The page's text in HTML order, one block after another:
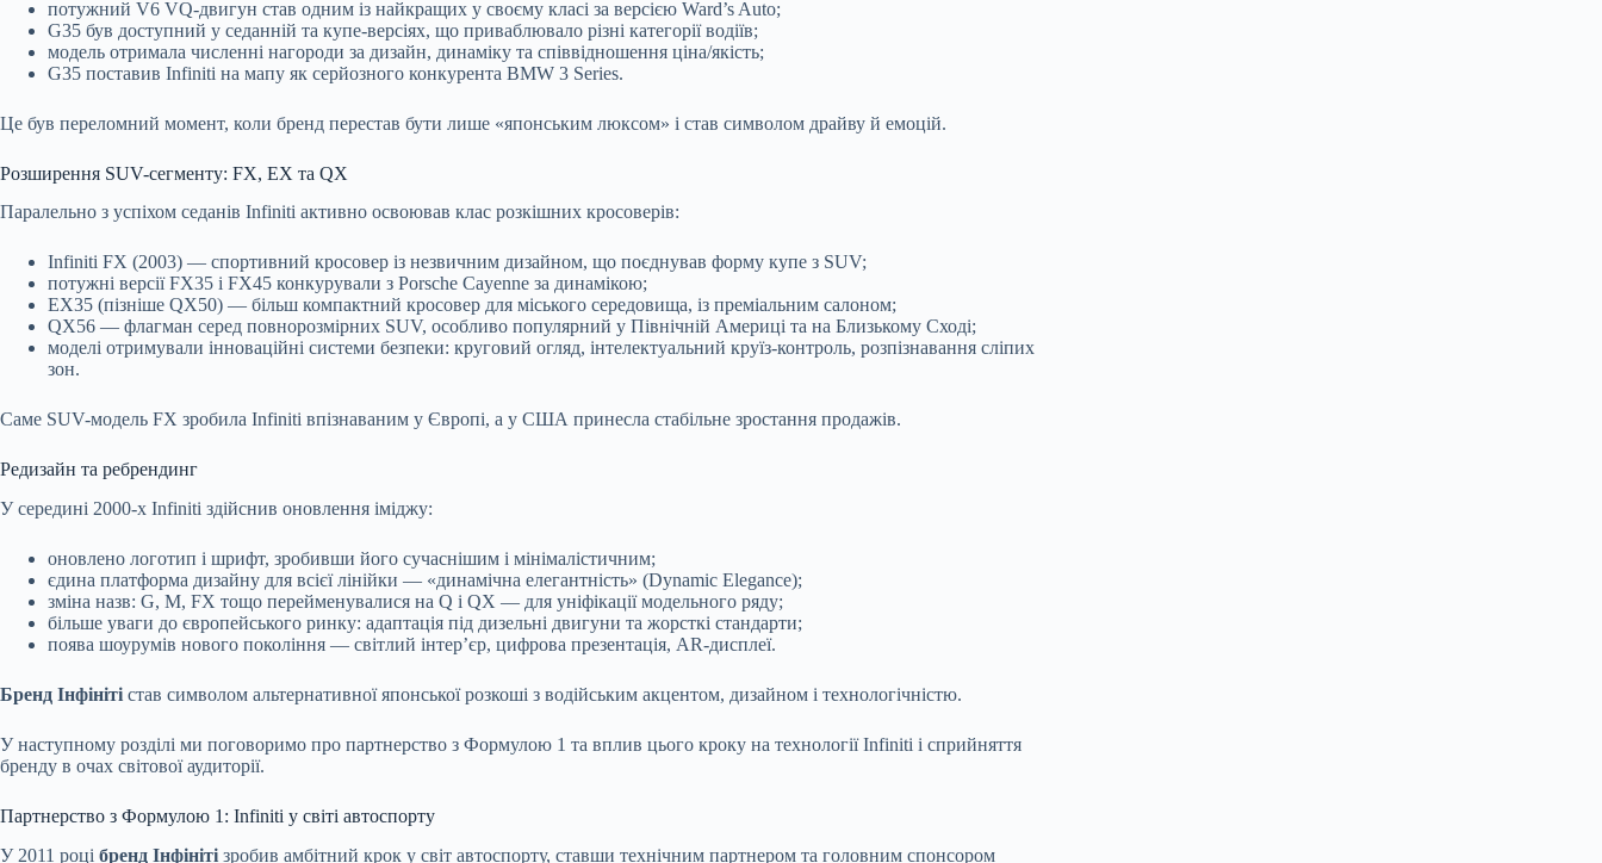
потужний V6 VQ-двигун став одним із найкращих у своєму класі за версією Ward’s Auto;
G35 був доступний у седанній та купе-версіях, що приваблювало різні категорії водіїв;
модель отримала численні нагороди за дизайн, динаміку та співвідношення ціна/якість;
G35 поставив Infiniti на мапу як серйозного конкурента BMW 3 Series.
Це був переломний момент, коли бренд перестав бути лише «японським люксом» і став символом драйву й емоцій.
Розширення SUV-сегменту: FX, EX та QX
Паралельно з успіхом седанів Infiniti активно освоював клас розкішних кросоверів:
Infiniti FX (2003) — спортивний кросовер із незвичним дизайном, що поєднував форму купе з SUV;
потужні версії FX35 і FX45 конкурували з Porsche Cayenne за динамікою;
EX35 (пізніше QX50) — більш компактний кросовер для міського середовища, із преміальним салоном;
QX56 — флагман серед повнорозмірних SUV, особливо популярний у Північній Америці та на Близькому Сході;
моделі отримували інноваційні системи безпеки: круговий огляд, інтелектуальний круїз-контроль, розпізнавання сліпих
зон.
Саме SUV-модель FX зробила Infiniti впізнаваним у Європі, а у США принесла стабільне зростання продажів.
Редизайн та ребрендинг
У середині 2000-х Infiniti здійснив оновлення іміджу:
оновлено логотип і шрифт, зробивши його сучаснішим і мінімалістичним;
єдина платформа дизайну для всієї лінійки — «динамічна елегантність» (Dynamic Elegance);
зміна назв: G, M, FX тощо перейменувалися на Q і QX — для уніфікації модельного ряду;
більше уваги до європейського ринку: адаптація під дизельні двигуни та жорсткі стандарти;
поява шоурумів нового покоління — світлий інтер’єр, цифрова презентація, AR-дисплеї.
Бренд Інфініті став символом альтернативної японської розкоші з водійським акцентом, дизайном і технологічністю.
У наступному розділі ми поговоримо про партнерство з Формулою 1 та вплив цього кроку на технології Infiniti і сприйняття
бренду в очах світової аудиторії.
Партнерство з Формулою 1: Infiniti у світі автоспорту
У 2011 році бренд Інфініті зробив амбітний крок у світ автоспорту, ставши технічним партнером та головним спонсором